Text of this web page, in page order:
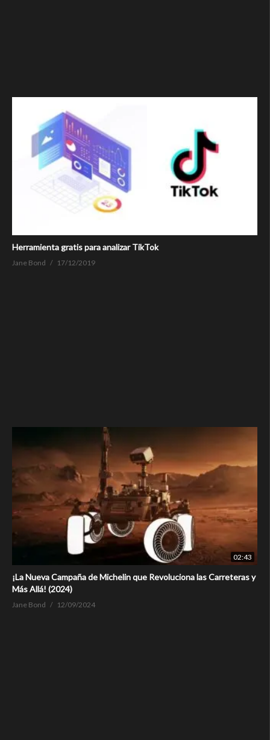
Herramienta gratis para analizar TikTok
Jane Bond 17/12/2019
02:43
¡La Nueva Campaña de Michelin que Revoluciona las Carreteras y
Más Allá! (2024)
Jane Bond 12/09/2024